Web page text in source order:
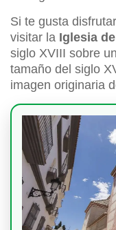
Si te gusta
visitar la Iglesia
siglo XVIII sobre
tamaño del siglo
imagen originaria